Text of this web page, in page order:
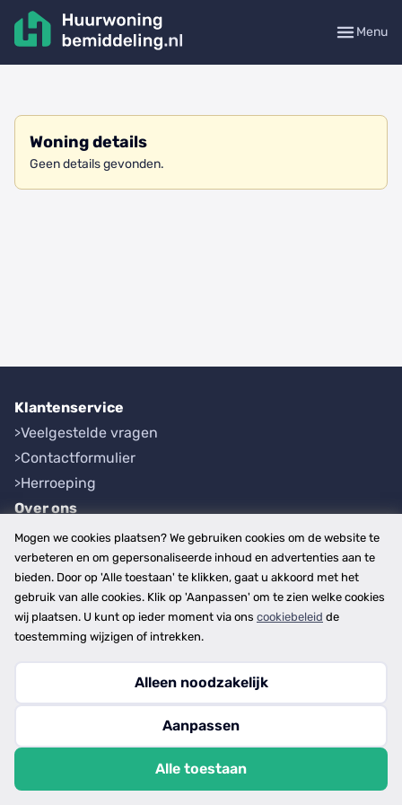
Menu
Woning details
Geen details gevonden.
Klantenservice
Veelgestelde vragen
Contactformulier
Herroeping
Over ons
Bedrijfsgegevens
Werkwijze
Overzichten
Plaatsen
Provincies
Copyright © 2026
privacy- en cookiebeleid
Mogen we cookies plaatsen? We gebruiken cookies om de website te
verbeteren en om gepersonaliseerde inhoud en advertenties aan te
bieden. Door op 'Alle toestaan' te klikken, gaat u akkoord met het
gebruik van alle cookies. Klik op 'Aanpassen' om te zien welke cookies
wij plaatsen. U kunt op ieder moment via ons cookiebeleid de
toestemming wijzigen of intrekken.
Alleen noodzakelijk
Aanpassen
Alle toestaan